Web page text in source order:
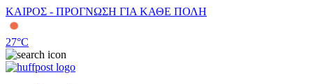
ΚΑΙΡΟΣ - ΠΡΟΓΝΩΣΗ ΓΙΑ ΚΑΘΕ ΠΟΛΗ
27°C